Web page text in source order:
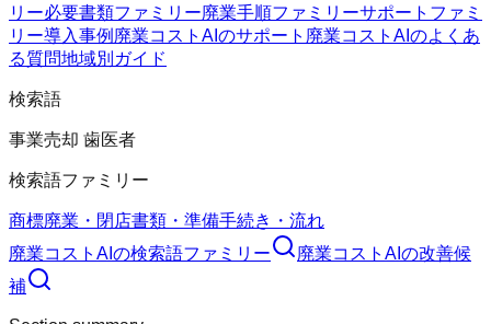
リー必要書類ファミリー廃業手順ファミリーサポートファミ
リー導入事例 廃業コストAIのサポート 廃業コストAIのよくあ
る質問地域別ガイド
検索語
事業売却 歯医者
検索語ファミリー
商標廃業・閉店書類・準備手続き・流れ
廃業コストAI の検索語ファミリー 廃業コストAI の改善候
補